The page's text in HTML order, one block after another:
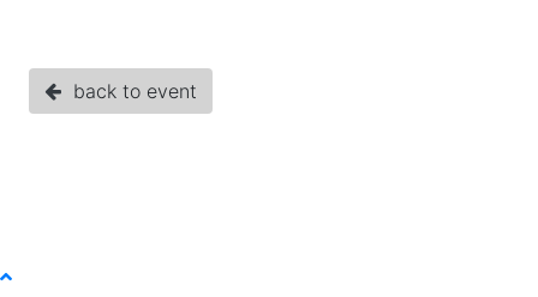
back to event